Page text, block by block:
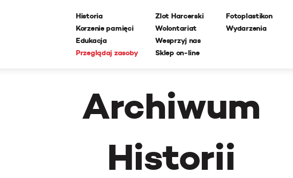
Historia
Korzenie pamięci
Edukacja
Przeglądaj zasoby
Zlot Harcerski
Wolontariat
Wesprzyj nas
Sklep on-line
Fotoplastikon
Wydarzenia
Archiwum
Historii